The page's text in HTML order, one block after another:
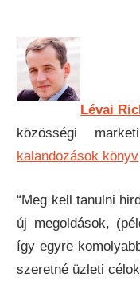
Lévai
közösségi
kalandozások könyv
“Meg kell tanulni
új megoldások,
így egyre
szeretné üzleti